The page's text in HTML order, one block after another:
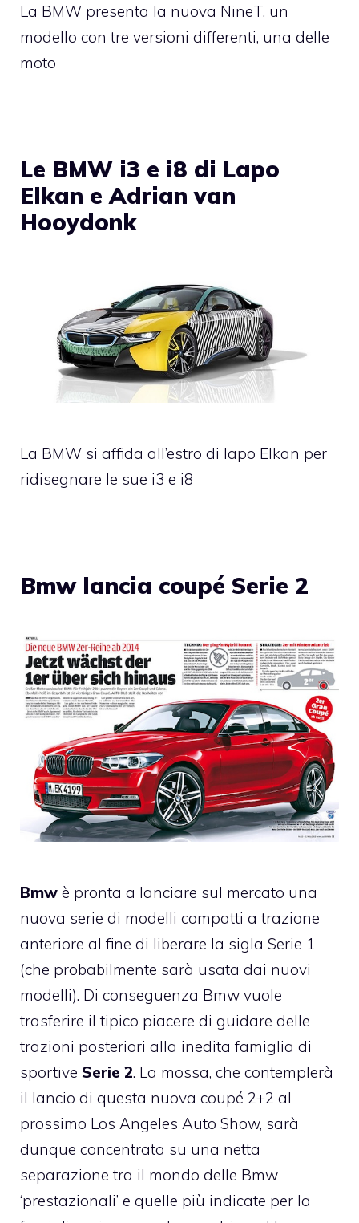
La BMW presenta la nuova NineT, un
modello con tre versioni differenti, una delle
moto
Le BMW i3 e i8 di Lapo
Elkan e Adrian van
Hooydonk
La BMW si affida all’estro di lapo Elkan per
ridisegnare le sue i3 e i8
Bmw lancia coupé Serie 2
Bmw è pronta a lanciare sul mercato una
nuova serie di modelli compatti a trazione
anteriore al fine di liberare la sigla Serie 1
(che probabilmente sarà usata dai nuovi
modelli). Di conseguenza Bmw vuole
trasferire il tipico piacere di guidare delle
trazioni posteriori alla inedita famiglia di
sportive Serie 2. La mossa, che contemplerà
il lancio di questa nuova coupé 2+2 al
prossimo Los Angeles Auto Show, sarà
dunque concentrata su una netta
separazione tra il mondo delle Bmw
‘prestazionali’ e quelle più indicate per la